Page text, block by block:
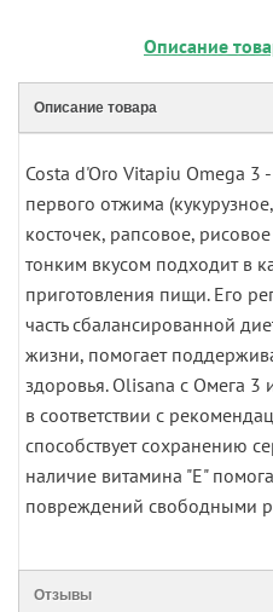
Описание
Описание товара
Costa d'Oro Vitapiu Omega 3
первого отжима
косточек, рапсовое,
тонким вкусом подходит в
приготовления пищи. Его
часть сбалансированной
жизни, помогает
здоровья. Olisana с Омега 3
в соответствии с
способствует сохранению
наличие витамина "Е"
повреждений свободными
Отзывы